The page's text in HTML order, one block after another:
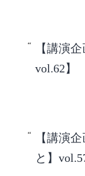
【講演
vol.62】
【講演
と】